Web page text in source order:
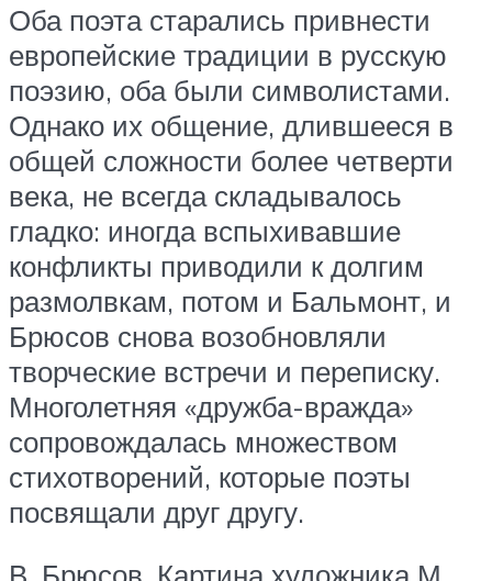
Оба поэта старались привнести
европейские традиции в русскую
поэзию, оба были символистами.
Однако их общение, длившееся в
общей сложности более четверти
века, не всегда складывалось
гладко: иногда вспыхивавшие
конфликты приводили к долгим
размолвкам, потом и Бальмонт, и
Брюсов снова возобновляли
творческие встречи и переписку.
Многолетняя «дружба-вражда»
сопровождалась множеством
стихотворений, которые поэты
посвящали друг другу.